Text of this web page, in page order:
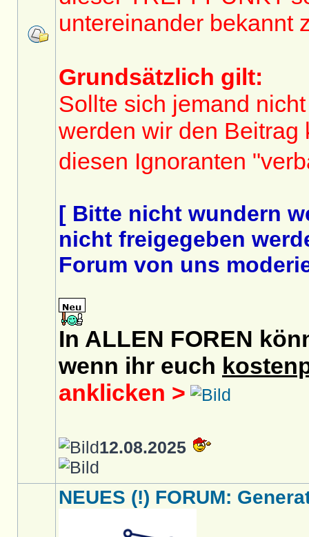
untereinander bekannt
Grundsätzlich gilt:
Sollte sich jemand
werden wir den Beitrag
diesen Ignoranten
[ Bitte nicht wundern
nicht freigegeben
Forum von uns
In ALLEN FOREN
wenn ihr euch
anklicken >
12.08.2025
NEUES (!) FORUM: